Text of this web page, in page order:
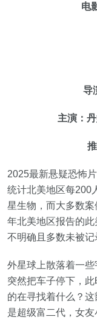
电
导
主演：
2025最新悬疑恐怖
统计北美地区每200
星生物，而大多数
年北美地区报告的
不明确且多数未被记
外星球上散落着一
突然把车子停下，
的在寻找着什么？
是超级富二代，女